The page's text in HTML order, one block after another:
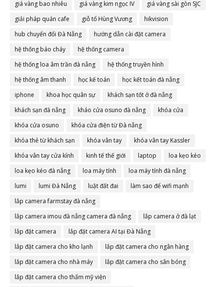
giá vàng bao nhiêu giá vàng kim ngọc IV
giá vàng sài gòn SJC
giải pháp quán cafe
giỗ tổ Hùng Vương
hikvision
hub chuyển đổi Đà Nẵng
hướng dẫn cài đặt camera
hệ thống báo cháy
hệ thống camera
hệ thống loa âm trần đà nẵng
hệ thống truyền hình
hệ thống âm thanh
học kế toán
học kết toán đà nẵng
iphone
khoa học quân sự
khách sạn tốt ở đà nẵng
khách sạn đà nẵng
kháo cửa osuno đà nẵng
khóa cửa
khóa cửa osuno
khóa cửa điện từ Đà nẵng
khóa thẻ từ khách sạn
khóa vân tay
khóa vân tay Kassler
khóa vân tay cửa kính
kinh tế thế giới laptop
loa kẹo kéo
loa kẹo kéo đà nẵng
loa máy tính
loa máy tính đà nẵng
lumi
lumi Đà Nẵng luật đất đai
làm sao để wifi mạnh
lắp camera farmstay đà nẵng
lắp camera imou đà nẵng camera đà nẵng
lắp camera ở đà lạt
lắp đặt camera
lắp đặt camera AI tại Đà Nẵng
lắp đặt camera cho kho lạnh
lắp đặt camera cho ngân hàng
lắp đặt camera cho nhà máy
lắp đặt camera cho sân bóng
lắp đặt camera cho thẩm mỹ viện